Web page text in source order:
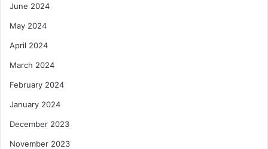
June 2024
May 2024
April 2024
March 2024
February 2024
January 2024
December 2023
November 2023